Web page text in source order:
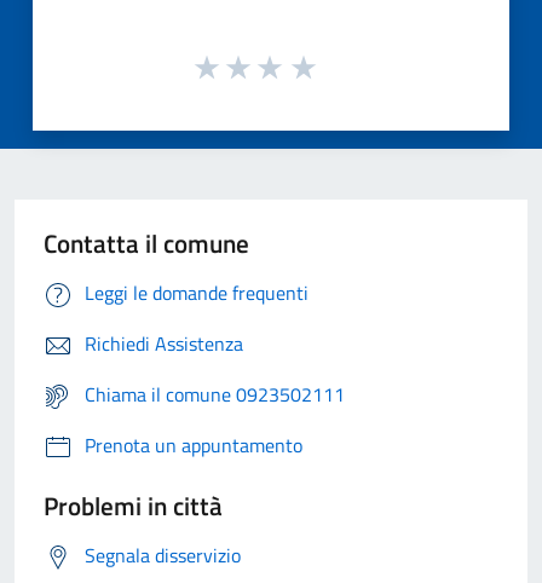
Contatta il comune
Leggi le domande frequenti
Richiedi Assistenza
Chiama il comune 0923502111
Prenota un appuntamento
Problemi in città
Segnala disservizio